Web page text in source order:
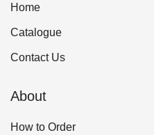
Home
Catalogue
Contact Us
About
How to Order